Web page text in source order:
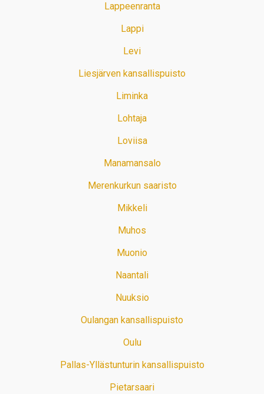
Lappeenranta
Lappi
Levi
Liesjärven kansallispuisto
Liminka
Lohtaja
Loviisa
Manamansalo
Merenkurkun saaristo
Mikkeli
Muhos
Muonio
Naantali
Nuuksio
Oulangan kansallispuisto
Oulu
Pallas-Yllästunturin kansallispuisto
Pietarsaari